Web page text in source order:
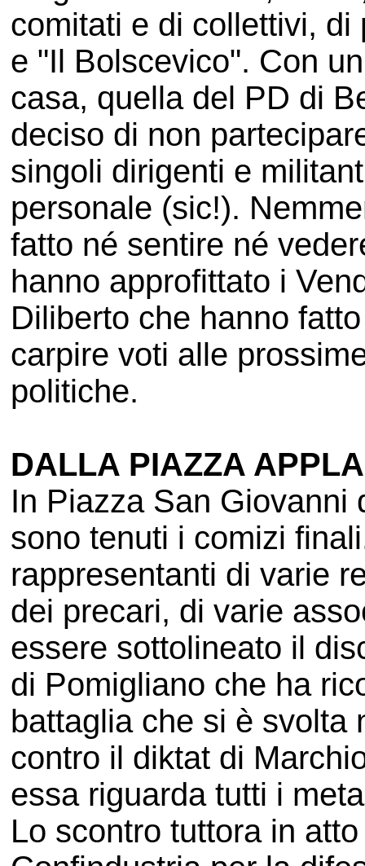
comitati e di collettivi,
e "Il Bolscevico". Con
casa, quella del PD di
deciso di non
singoli dirigenti e
personale (sic!).
fatto né sentire né
hanno approfittato i
Diliberto che hanno
carpire voti alle
politiche.
DALLA PIAZZA
In Piazza San Giovanni
sono tenuti i comizi
rappresentanti di varie
dei precari, di varie
essere sottolineato il
di Pomigliano che ha
battaglia che si è svolta
contro il diktat di
essa riguarda tutti i
Lo scontro tuttora in